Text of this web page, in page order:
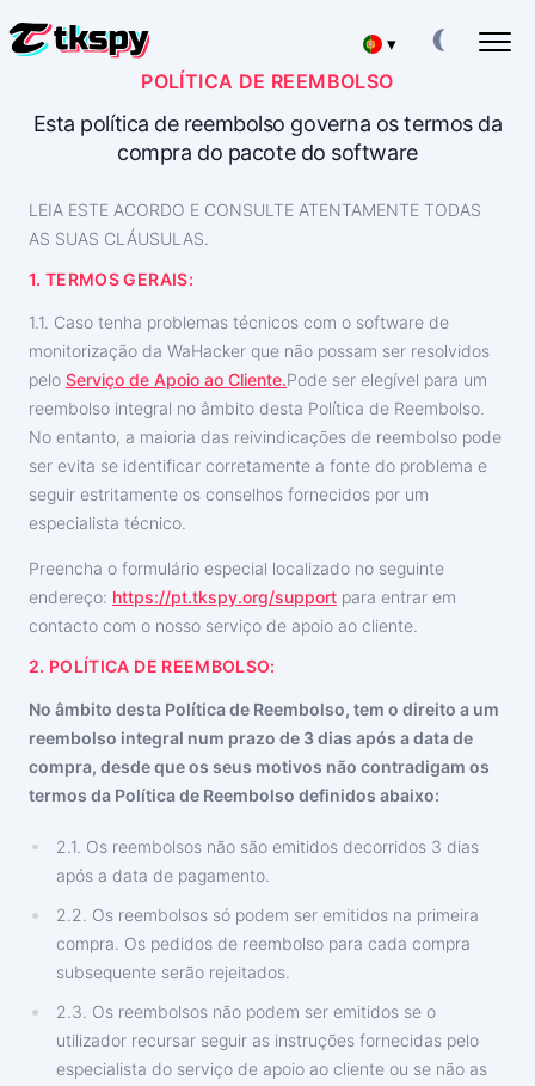
▾
Deutsch
Español
中文
Français
English
Хинди हिन्दी
Italiano
Türkçe
HACKEAR CHATS DO TIKTOK
Ler a correspondência de outras pessoas
Recuperar Chat Apagado Online
SEGUIR A LOCALIZAÇÃO NO TIKTOK
Descobrir onde uma pessoa está
SEGUIR O TIKTOK
Aplicação de rastreio
GERADOR DE SUBSCRITORES DO TIKTOK
Adicionar mais subscritores
Taxas
Perguntas
Programa de afiliados
Sobre nós
Comentários
POLÍTICA DE REEMBOLSO
Esta política de reembolso governa os termos da
compra do pacote do software
LEIA ESTE ACORDO E CONSULTE ATENTAMENTE TODAS
AS SUAS CLÁUSULAS.
1. TERMOS GERAIS:
1.1. Caso tenha problemas técnicos com o software de
monitorização da WaHacker que não possam ser resolvidos
pelo Serviço de Apoio ao Cliente.Pode ser elegível para um
reembolso integral no âmbito desta Política de Reembolso.
No entanto, a maioria das reivindicações de reembolso pode
ser evita se identificar corretamente a fonte do problema e
seguir estritamente os conselhos fornecidos por um
especialista técnico.
Preencha o formulário especial localizado no seguinte
endereço: https://pt.tkspy.org/support para entrar em
contacto com o nosso serviço de apoio ao cliente.
2. POLÍTICA DE REEMBOLSO:
No âmbito desta Política de Reembolso, tem o direito a um
reembolso integral num prazo de 3 dias após a data de
compra, desde que os seus motivos não contradigam os
termos da Política de Reembolso definidos abaixo:
2.1. Os reembolsos não são emitidos decorridos 3 dias
após a data de pagamento.
2.2. Os reembolsos só podem ser emitidos na primeira
compra. Os pedidos de reembolso para cada compra
subsequente serão rejeitados.
2.3. Os reembolsos não podem ser emitidos se o
utilizador recursar seguir as instruções fornecidas pelo
especialista do serviço de apoio ao cliente ou se não as